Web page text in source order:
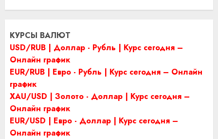
КУРСЫ ВАЛЮТ
USD/RUB | Доллар - Рубль | Курс сегодня –
Онлайн график
EUR/RUB | Евро - Рубль | Курс сегодня – Онлайн
график
XAU/USD | Золото - Доллар | Курс сегодня –
Онлайн график
EUR/USD | Евро - Доллар | Курс сегодня –
Онлайн график